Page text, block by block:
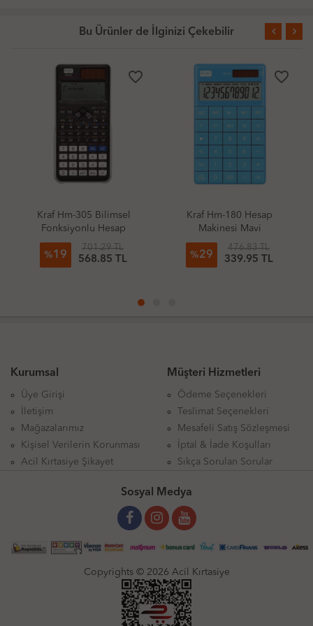
Bu Ürünler de İlginizi Çekebilir
favorite_border
Kraf Hm-305 Bilimsel
Fonksiyonlu Hesap
Makinesi
%19
701.29 TL
568.85 TL
favorite_border
Kraf Hm-180 Hesap
Makinesi Mavi
%29
476.83 TL
339.95 TL
Kurumsal
Üye Girişi
İletişim
Mağazalarımız
Kişisel Verilerin Korunması
Acil Kırtasiye Şikayet
Müşteri Hizmetleri
Ödeme Seçenekleri
Teslimat Seçenekleri
Mesafeli Satış Sözleşmesi
İptal & İade Koşulları
Sıkça Sorulan Sorular
Sosyal Medya
Copyrights © 2026 Acil Kırtasiye